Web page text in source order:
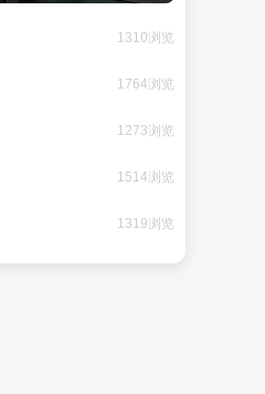
1310浏览
1764浏览
1273浏览
1514浏览
1319浏览